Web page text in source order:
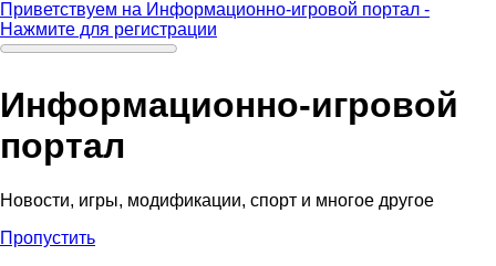
Приветствуем на Информационно-игровой портал -
Нажмите для регистрации
Информационно-игровой
портал
Новости, игры, модификации, спорт и многое другое
Пропустить